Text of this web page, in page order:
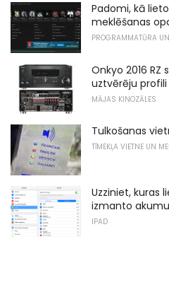
Padomi, kā
meklēšanas
PROGRAMMATŪRA
Onkyo 2016 RZ
uztvērēju profili
MĀJAS KINOZĀLES
Tulkošanas
TĪMEKĻA VIETNE UN
Uzziniet, kuras
izmanto
IPAD